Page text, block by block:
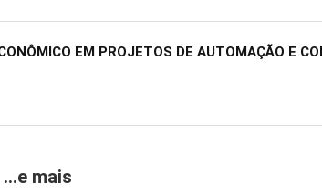
EM PROJETOS DE AUTOMAÇÃO E
...e mais